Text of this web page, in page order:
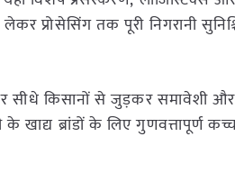
प्रोसेसिंग तक पूरी निगरानी
सीधे किसानों से जुड़कर समावेशी
खाद्य ब्रांडों के लिए गुणवत्तापूर्ण